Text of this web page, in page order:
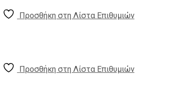
Προσθήκη στη Λίστα Επιθυμιών
Προσθήκη στη Λίστα Επιθυμιών